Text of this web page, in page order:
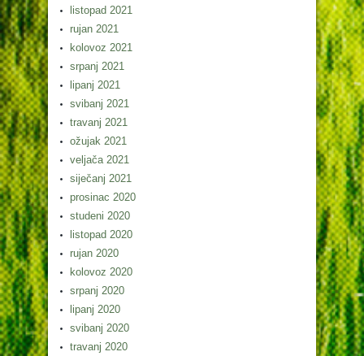
listopad 2021
rujan 2021
kolovoz 2021
srpanj 2021
lipanj 2021
svibanj 2021
travanj 2021
ožujak 2021
veljača 2021
siječanj 2021
prosinac 2020
studeni 2020
listopad 2020
rujan 2020
kolovoz 2020
srpanj 2020
lipanj 2020
svibanj 2020
travanj 2020